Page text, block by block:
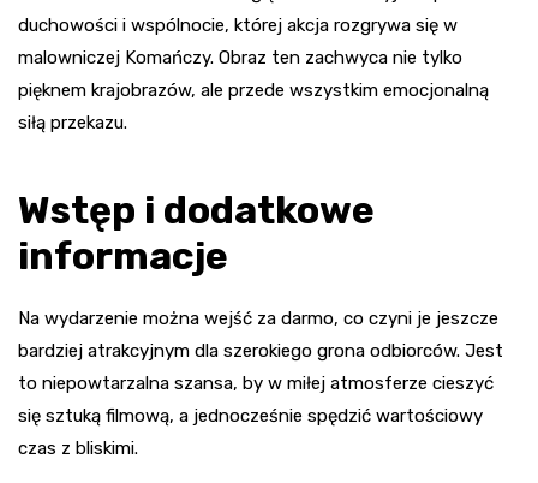
duchowości i wspólnocie, której akcja rozgrywa się w
malowniczej Komańczy. Obraz ten zachwyca nie tylko
pięknem krajobrazów, ale przede wszystkim emocjonalną
siłą przekazu.
Wstęp i dodatkowe
informacje
Na wydarzenie można wejść za darmo, co czyni je jeszcze
bardziej atrakcyjnym dla szerokiego grona odbiorców. Jest
to niepowtarzalna szansa, by w miłej atmosferze cieszyć
się sztuką filmową, a jednocześnie spędzić wartościowy
czas z bliskimi.